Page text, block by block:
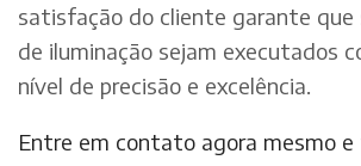
satisfação do cliente garante que
de iluminação sejam executados
nível de precisão e excelência.
Entre em contato agora mesmo